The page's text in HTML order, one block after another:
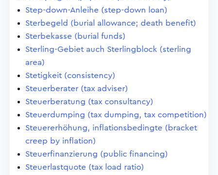
Step-down-Anleihe (step-down loan)
Sterbegeld (burial allowance; death benefit)
Sterbekasse (burial funds)
Sterling-Gebiet auch Sterlingblock (sterling
area)
Stetigkeit (consistency)
Steuerberater (tax adviser)
Steuerberatung (tax consultancy)
Steuerdumping (tax dumping, tax competition)
Steuererhöhung, inflationsbedingte (bracket
creep by inflation)
Steuerfinanzierung (public financing)
Steuerlastquote (tax load ratio)